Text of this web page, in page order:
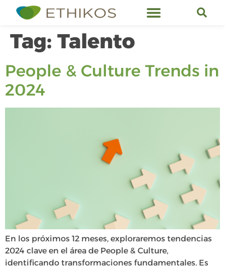
Tag: Talento
People & Culture Trends in
2024
En los próximos 12 meses, exploraremos tendencias
2024 clave en el área de People & Culture,
identificando transformaciones fundamentales. Es